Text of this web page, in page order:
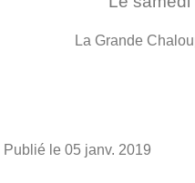
La Grande
Publié le 05 janv. 2019